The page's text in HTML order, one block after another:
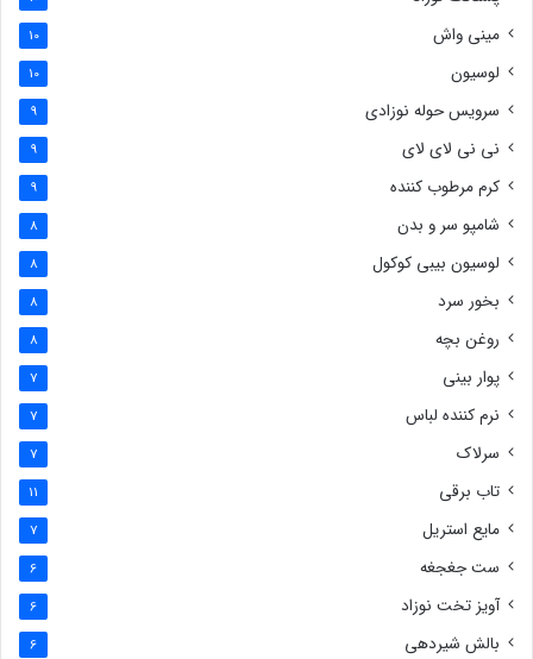
مینی واش 10
لوسیون 10
سرویس حوله نوزادی 9
نی نی لای لای 9
کرم مرطوب کننده 9
شامپو سر و بدن 8
لوسیون بیبی کوکول 8
بخور سرد 8
روغن بچه 8
پوار بینی 7
نرم کننده لباس 7
سرلاک 7
تاب برقی 11
مایع استریل 7
ست جغجغه 6
آویز تخت نوزاد 6
بالش شیردهی 6